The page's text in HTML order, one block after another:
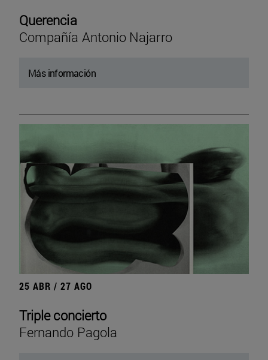
Querencia
Compañía Antonio Najarro
Más información
25 ABR / 27 AGO
Triple concierto
Fernando Pagola